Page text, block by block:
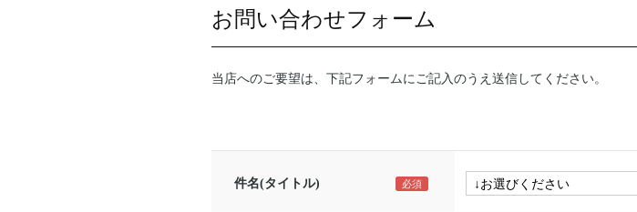
お問い合わせフォーム
当店へのご要望は、下記フォームにご記入のうえ送信してください。
件名(タイトル)